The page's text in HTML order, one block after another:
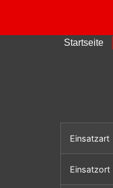
Startseite
Einsatzart
Einsatzort